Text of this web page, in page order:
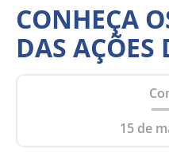
CONHEÇA
DAS AÇÕES
15 de